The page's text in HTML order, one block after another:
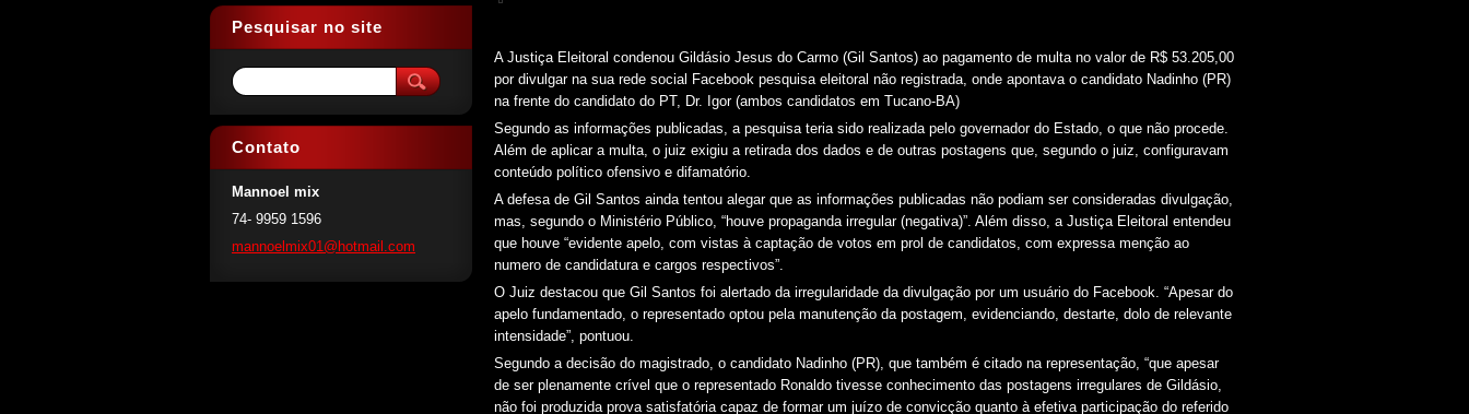
A Justiça Eleitoral condenou Gildásio Jesus do Carmo (Gil Santos) ao pagamento de multa no valor de R$ 53.205,00
por divulgar na sua rede social Facebook pesquisa eleitoral não registrada, onde apontava o candidato Nadinho (PR)
na frente do candidato do PT, Dr. Igor (ambos candidatos em Tucano-BA)
Segundo as informações publicadas, a pesquisa teria sido realizada pelo governador do Estado, o que não procede.
Além de aplicar a multa, o juiz exigiu a retirada dos dados e de outras postagens que, segundo o juiz, configuravam
conteúdo político ofensivo e difamatório.
A defesa de Gil Santos ainda tentou alegar que as informações publicadas não podiam ser consideradas divulgação,
mas, segundo o Ministério Público, “houve propaganda irregular (negativa)”. Além disso, a Justiça Eleitoral entendeu
que houve “evidente apelo, com vistas à captação de votos em prol de candidatos, com expressa menção ao
numero de candidatura e cargos respectivos”.
O Juiz destacou que Gil Santos foi alertado da irregularidade da divulgação por um usuário do Facebook. “Apesar do
apelo fundamentado, o representado optou pela manutenção da postagem, evidenciando, destarte, dolo de relevante
intensidade”, pontuou.
Segundo a decisão do magistrado, o candidato Nadinho (PR), que também é citado na representação, “que apesar
de ser plenamente crível que o representado Ronaldo tivesse conhecimento das postagens irregulares de Gildásio,
não foi produzida prova satisfatória capaz de formar um juízo de convicção quanto à efetiva participação do referido
Pesquisar no site
Contato
Mannoel mix
74- 9959 1596
mannoelmix01@hotmail.com